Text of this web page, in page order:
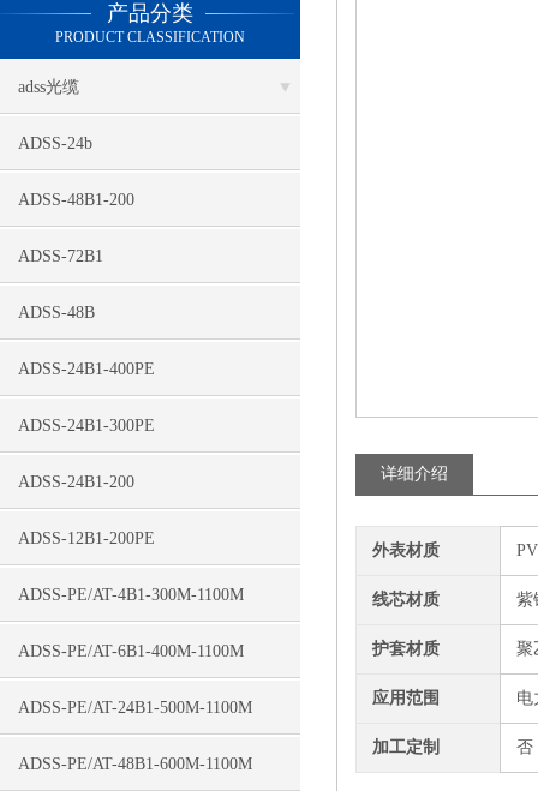
产品分类
PRODUCT CLASSIFICATION
adss光缆
ADSS-24b
ADSS-48B1-200
ADSS-72B1
ADSS-48B
ADSS-24B1-400PE
ADSS-24B1-300PE
ADSS-24B1-200
ADSS-12B1-200PE
ADSS-PE/AT-4B1-300M-1100M
ADSS-PE/AT-6B1-400M-1100M
ADSS-PE/AT-24B1-500M-1100M
ADSS-PE/AT-48B1-600M-1100M
详细介绍
外表材质
线芯材质 紫
护套材质 聚
应用范围 电
加工定制 否